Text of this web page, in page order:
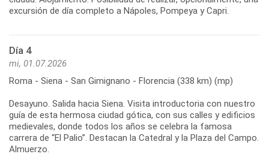
Día 4
mi, 01.07.2026
Roma - Siena - San Gimignano - Florencia (338 km) (mp)
Desayuno. Salida hacia Siena. Visita introductoria con nuestro
guía de esta hermosa ciudad gótica, con sus calles y edificios
medievales, donde todos los años se celebra la famosa
carrera de “El Palio”. Destacan la Catedral y la Plaza del Campo.
Almuerzo.